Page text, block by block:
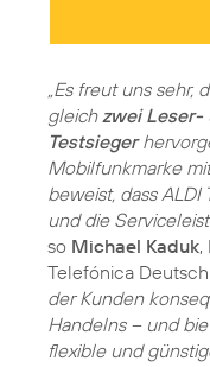
„Es freut uns sehr,
gleich zwei Leser-
Testsieger
Mobilfunkmarke
beweist, dass ALDI
und die
so Michael Kaduk,
Telefónica
der Kunden
Handelns – und
flexible und